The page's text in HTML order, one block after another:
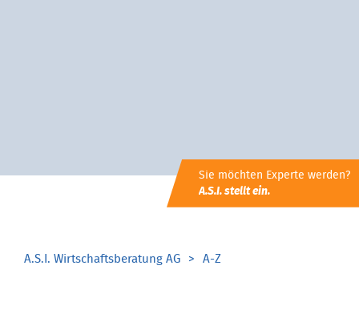
Sie möchten Experte werden?
A.S.I. stellt ein.
A.S.I. Wirtschaftsberatung AG A-Z